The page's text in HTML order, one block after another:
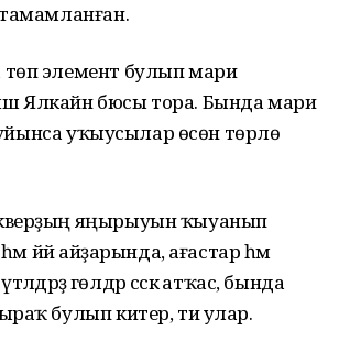
элемент булып мари
Ялкайн бюсы тора. Бында мари
буйынса уҡыусылар өсөн төрлө
яңырыуын ҡыуанып
йәй айҙарында, ағастар һәм
гөлдәр сәскә атҡас, бында
булып китер, ти улар.